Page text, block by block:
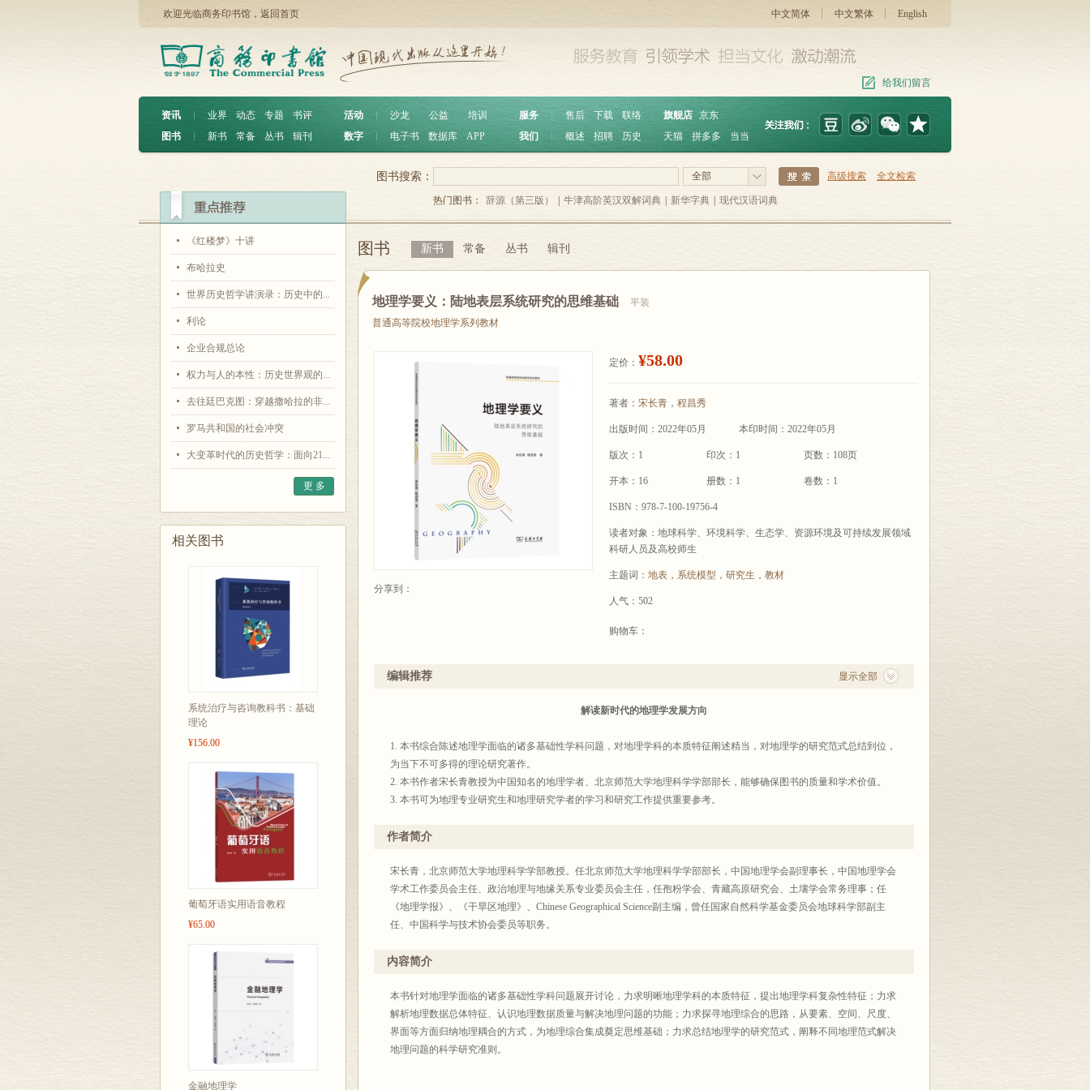
欢迎光临商务印书馆， 返回首页 中文简体 中文繁体 English
给我们留言
资讯 ︱ 业界 动态 专题
书评
图书
︱ 新书 常备 丛书 辑刊
活动 沙龙 公益
培训
数字
电子书 数据库 APP
服务 ︱ 售后 下载
联络
我们
概述 招聘 历史
旗舰店 京东
天猫
拼多多 当当
《红楼梦》十讲
布哈拉史
世界历史哲学讲演录：历史中的...
利论
企业合规总论
权力与人的本性：历史世界观的...
去往廷巴克图：穿越撒哈拉的非...
罗马共和国的社会冲突
大变革时代的历史哲学：面向21...
更 多
相关图书
系统治疗与咨询教科书：基础
理论
¥156.00
葡萄牙语实用语音教程
¥65.00
金融地理学
全部 高级搜索 全文检索
图书搜索：
热门图书： 辞源（第三版） 牛津高阶英汉双解词典 新华字典 现代汉语词典
图书 新书 常备 丛书 辑刊
地理学要义：陆地表层系统研究的思维基础
平装
普通高等院校地理学系列教材
分享到：
定价： ¥58.00
著者： 宋长青 ， 程昌秀
出版时间：2022年05月 本印时间：2022年05月
版次：1 印次：1 页数：108页
开本：16 册数：1 卷数：1
ISBN：978-7-100-19756-4
读者对象：地球科学、环境科学、生态学、资源环境及可持续发展领域
科研人员及高校师生
主题词： 地表 ， 系统模型 ， 研究生 ， 教材
人气：502
购物车：
显示全部
编辑推荐
解读新时代的地理学发展方向
1. 本书综合陈述地理学面临的诸多基础性学科问题，对地理学科的本质特征阐述精当，对地理学的研究范式总结到位，
为当下不可多得的理论研究著作。
2. 本书作者宋长青教授为中国知名的地理学者、北京师范大学地理科学学部部长，能够确保图书的质量和学术价值。
3. 本书可为地理专业研究生和地理研究学者的学习和研究工作提供重要参考。
丛书简介：
用。
作者简介
宋长青，北京师范大学地理科学学部教授。任北京师范大学地理科学学部部长，中国地理学会副理事长，中国地理学会
学术工作委员会主任、政治地理与地缘关系专业委员会主任，任孢粉学会、青藏高原研究会、土壤学会常务理事；任
《地理学报》、《干旱区地理》、Chinese Geographical Science副主编，曾任国家自然科学基金委员会地球科学部副主
任、中国科学与技术协会委员等职务。
内容简介
本书针对地理学面临的诸多基础性学科问题展开讨论，力求明晰地理学科的本质特征，提出地理学科复杂性特征；力求
解析地理数据总体特征、认识地理数据质量与解决地理问题的功能；力求探寻地理综合的思路，从要素、空间、尺度、
界面等方面归纳地理耦合的方式，为地理综合集成奠定思维基础；力求总结地理学的研究范式，阐释不同地理范式解决
地理问题的科学研究准则。